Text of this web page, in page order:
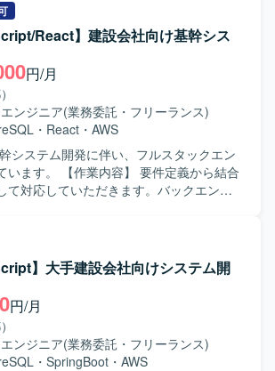
案しながら改善を進めていける方が望ま
わることで、フルスタック寄りのスキル
ができます。自治体やヘルスケア領域な
いプロダクトに関わりながら、設計から
プロセスを経験できる環境です。 【開
心としたAndroidネイティブアプリ開発
によるバックエンド開発、MySQL／
RDBを用いたシステム構成です。Gitを用
行い、Firebaseや各種クラウドサービス
ケーション開発を実施しています。
す。基本設計から結合テストまで一連の
人物像】 前向きでキャ
上に積極的な方を求めています。 【ポ
バックエンド、フロントエンド、インフ
など幅広い技術要素に携わることがで
エンジニアとしてスキルを高めていただ
、フロントエンド：
）、インフラ：AWS、DB：Oracleを用
。
React】建設会社向け基幹シス
円/月
ンジニア(業務委託・フリーランス)
・ React ・ AWS
システム開発に伴い、フルスタックエン
要件定義から結合
て対応していただきます。バックエンド
力】 要件定義か
、システム開発の一連の工程に携わるこ
）、フロントエンドは
）、インフラはAWS、データベースは
します。
】大手建設会社向けシステム開
円/月
ンジニア(業務委託・フリーランス)
・ SpringBoot ・ AWS